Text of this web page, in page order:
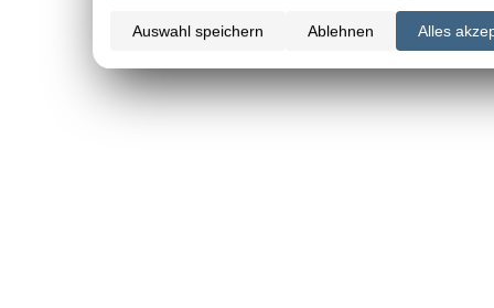
Auswahl speichern Ablehnen Alles